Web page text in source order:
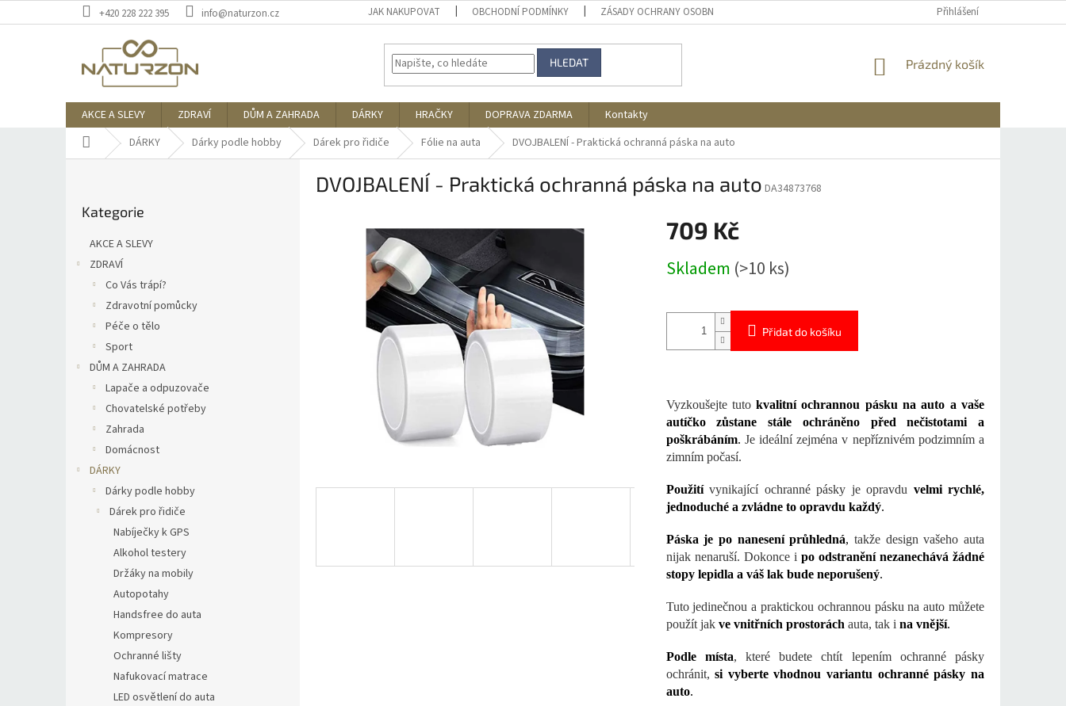
na
+420 228 222 395 info@naturzon.cz JAK NAKUPOVAT OBCHODNÍ PODMÍNKY ZÁSADY OCHRANY OSOBNÍCH ÚDAJŮ DOPRAVA A PLATBA
Přihlášení
HLEDAT
NÁKUPNÍ
Prázdný košík
AKCE A SLEVY ZDRAVÍ DŮM A ZAHRADA DÁRKY HRAČKY DOPRAVA ZDARMA
Kontakty
Domů DÁRKY Dárky podle hobby Dárek pro řidiče Fólie na auta DVOJBALENÍ - Praktická ochranná páska na auto
kategorie
Kategorie
AKCE A SLEVY
ZDRAVÍ
Co Vás trápí?
Zdravotní pomůcky
Péče o tělo
Sport
DŮM A ZAHRADA
Lapače a odpuzovače
Chovatelské potřeby
Zahrada
Domácnost
DÁRKY
Dárky podle hobby
Dárek pro řidiče
Nabíječky k GPS
Alkohol testery
Držáky na mobily
Autopotahy
Handsfree do auta
Kompresory
Ochranné lišty
Nafukovací matrace
LED osvětlení do auta
DVOJBALENÍ - Praktická ochranná páska na auto DA34873768
709 Kč
cena:
Skladem (>10 ks)
Přidat do košíku
Vyzkoušejte tutokvalitní ochrannou pásku na auto a vaše
autíčko zůstane stále ochráněno před nečistotami a
poškrábáním. Je ideální zejména v nepříznivém podzimním a
zimním počasí.
Použití vynikající ochranné pásky je opravdu velmi rychlé,
jednoduché a zvládne to opravdu každý.
Páska je po nanesení průhledná, takže design vašeho auta
nijak nenaruší. Dokonce i po odstranění nezanechává žádné
stopy lepidla a váš lak bude neporušený.
Tuto jedinečnou a praktickou ochrannou pásku na auto můžete
použít jak ve vnitřních prostoráchauta, tak i na vnější.
Podle místa, které budete chtít lepením ochranné pásky
ochránit,si vyberte vhodnou variantu ochranné pásky na
auto.